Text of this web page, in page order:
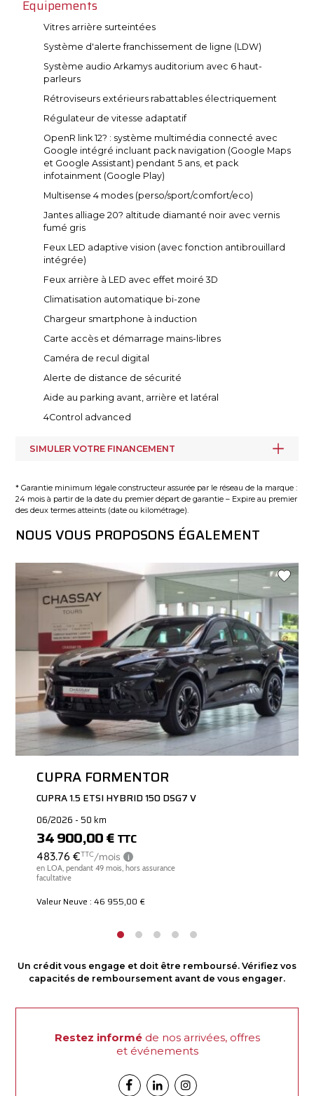
Equipements
Vitres arrière surteintées
Système d'alerte franchissement de ligne (LDW)
Système audio Arkamys auditorium avec 6 haut-
parleurs
Rétroviseurs extérieurs rabattables électriquement
Régulateur de vitesse adaptatif
OpenR link 12? : système multimédia connecté avec
Google intégré incluant pack navigation (Google Maps
et Google Assistant) pendant 5 ans, et pack
infotainment (Google Play)
Multisense 4 modes (perso/sport/comfort/eco)
Jantes alliage 20? altitude diamanté noir avec vernis
fumé gris
Feux LED adaptive vision (avec fonction antibrouillard
intégrée)
Feux arrière à LED avec effet moiré 3D
Climatisation automatique bi-zone
Chargeur smartphone à induction
Carte accès et démarrage mains-libres
Caméra de recul digital
Alerte de distance de sécurité
Aide au parking avant, arrière et latéral
4Control advanced
SIMULER VOTRE FINANCEMENT
* Garantie minimum légale constructeur assurée par le réseau de la marque :
24 mois à partir de la date du premier départ de garantie – Expire au premier
des deux termes atteints (date ou kilométrage).
NOUS VOUS PROPOSONS ÉGALEMENT
CUPRA FORMENTOR
CUPRA 1.5 ETSI HYBRID 150 DSG7 V
06/2026 - 50 km
34 900,00 € TTC
Valeur Neuve : 46 955,00 €
Un crédit vous engage et doit être remboursé. Vérifiez vos
capacités de remboursement avant de vous engager.
Restez informéde nos arrivées, offres
et événements
FacebookLinkedinInstagram